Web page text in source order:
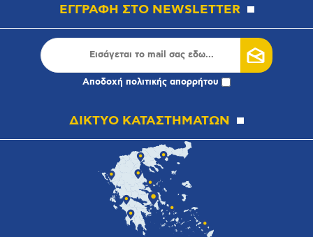
ΕΓΓΡΑΦΗ ΣΤΟ NEWSLETTER
Αποδοχή πολιτικής απορρήτου
ΔΙΚΤΥΟ ΚΑΤΑΣΤΗΜΑΤΩΝ